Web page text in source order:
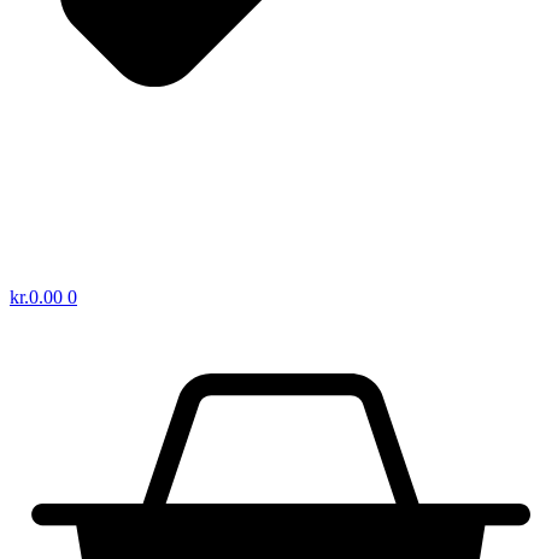
kr.0.00 0